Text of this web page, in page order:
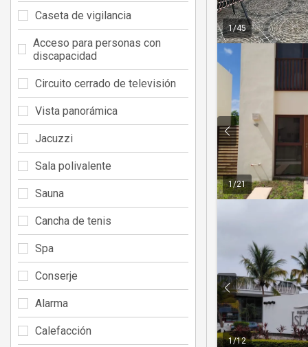
1/45
1/21
1/12
Caseta de vigilancia
Acceso para personas con
discapacidad
Circuito cerrado de televisión
Vista panorámica
Jacuzzi
Sala polivalente
Sauna
Cancha de tenis
Spa
Conserje
Alarma
Calefacción